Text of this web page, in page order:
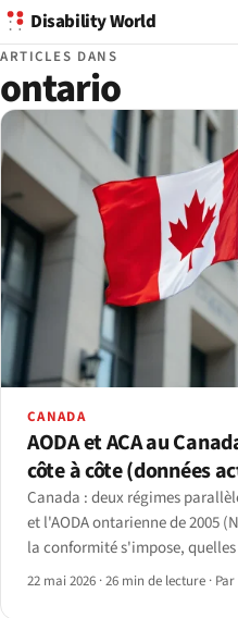
Disability World
ARTICLES DANS
ontario
CANADA
AODA et ACA au
côte à côte (données
Canada : deux régimes
et l'AODA ontarienne de 2005
la conformité s'impose,
et comment l'application
22 mai 2026 ·26 min de lecture ·